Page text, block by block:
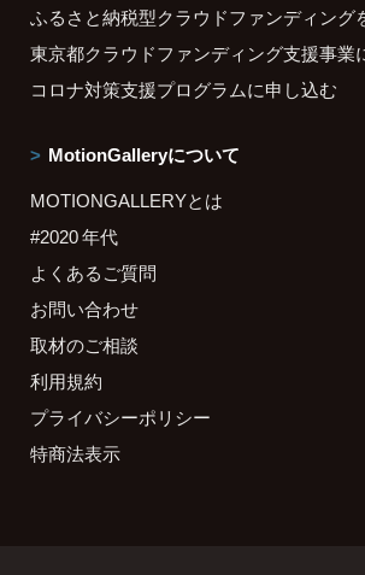
ふるさと納税型クラウドファンディング
東京都クラウドファンディング支援事業
コロナ対策支援プログラムに申し込む
MotionGalleryについて
MOTIONGALLERYとは
#2020 年代
よくあるご質問
お問い合わせ
取材のご相談
利用規約
プライバシーポリシー
特商法表示